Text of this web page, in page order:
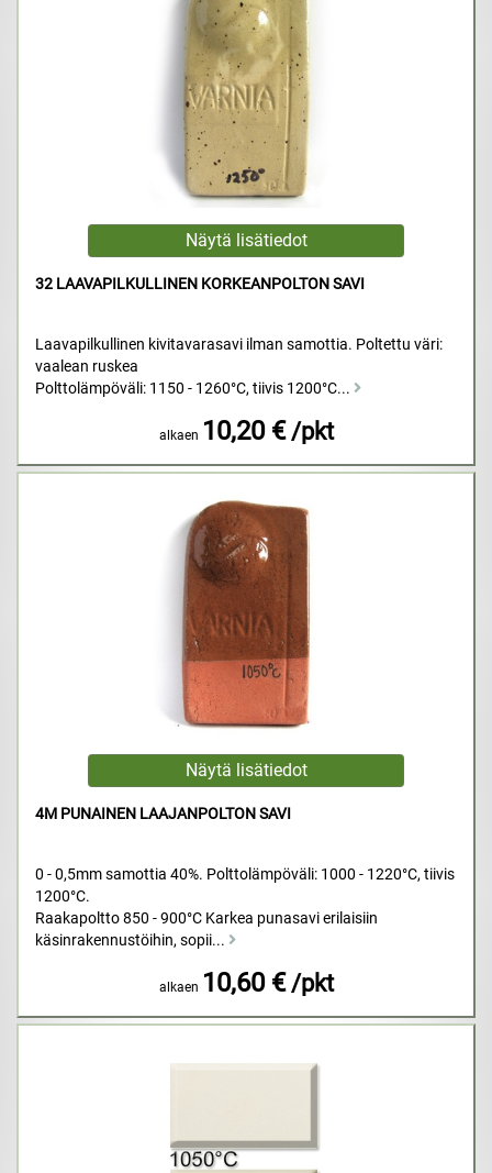
32 LAAVAPILKULLINEN KORKEANPOLTON SAVI
Laavapilkullinen kivitavarasavi ilman samottia. Poltettu väri:
vaalean ruskea
Polttolämpöväli: 1150 - 1260°C, tiivis 1200°C...
alkaen 10,20 € /pkt
4M PUNAINEN LAAJANPOLTON SAVI
0 - 0,5mm samottia 40%. Polttolämpöväli: 1000 - 1220°C, tiivis
1200°C.
Raakapoltto 850 - 900°C Karkea punasavi erilaisiin
käsinrakennustöihin, sopii...
alkaen 10,60 € /pkt